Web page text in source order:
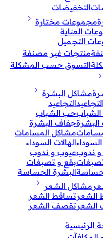
التخفيضات
مجموعات مختارة
العناية
التجميل
منتجات غير مصنفة
التسوق حسب المشكلة
مشاكل البشرة
التجاعيد
حب الشباب
جفاف البشرة
مشاكل المسامات
الهالات السوداء
عيوب و ندوب
بقع و تصبغات
البشرة الحساسة
مشاكل الشعر
تساقط الشعر
تقصف الشعر
الرئيسية